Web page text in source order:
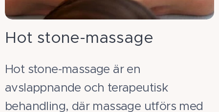
Hot stone-massage
Hot stone-massage är en
avslappnande och terapeutisk
behandling, där massage utförs med